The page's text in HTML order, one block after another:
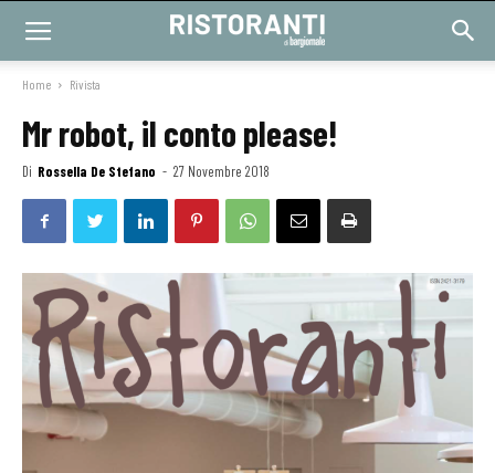
Home Rivista
Mr robot, il conto please!
Di Rossella De Stefano - 27 Novembre 2018